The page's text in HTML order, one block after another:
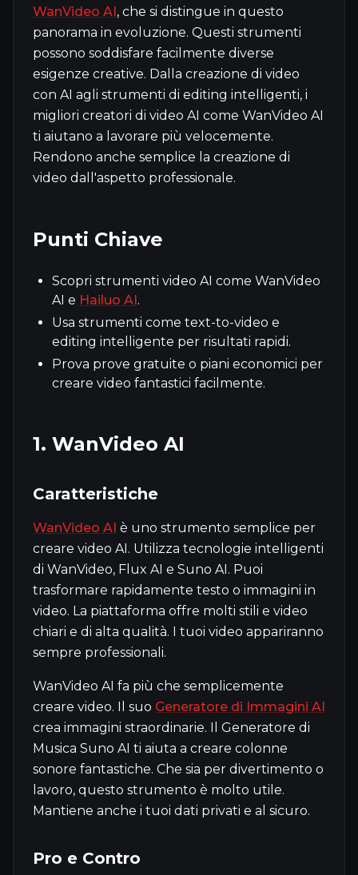
WanVideo AI , che si distingue in questo
panorama in evoluzione. Questi strumenti
possono soddisfare facilmente diverse
esigenze creative. Dalla creazione di video
con AI agli strumenti di editing intelligenti, i
migliori creatori di video AI come WanVideo AI
ti aiutano a lavorare più velocemente.
Rendono anche semplice la creazione di
video dall'aspetto professionale.
Punti Chiave
Scopri strumenti video AI come WanVideo
AI e Hailuo AI .
Usa strumenti come text-to-video e
editing intelligente per risultati rapidi.
Prova prove gratuite o piani economici per
creare video fantastici facilmente.
1. WanVideo AI
Caratteristiche
WanVideo AI è uno strumento semplice per
creare video AI. Utilizza tecnologie intelligenti
di WanVideo, Flux AI e Suno AI. Puoi
trasformare rapidamente testo o immagini in
video. La piattaforma offre molti stili e video
chiari e di alta qualità. I tuoi video appariranno
sempre professionali.
WanVideo AI fa più che semplicemente
creare video. Il suo Generatore di Immagini AI
crea immagini straordinarie. Il Generatore di
Musica Suno AI ti aiuta a creare colonne
sonore fantastiche. Che sia per divertimento o
lavoro, questo strumento è molto utile.
Mantiene anche i tuoi dati privati e al sicuro.
Pro e Contro